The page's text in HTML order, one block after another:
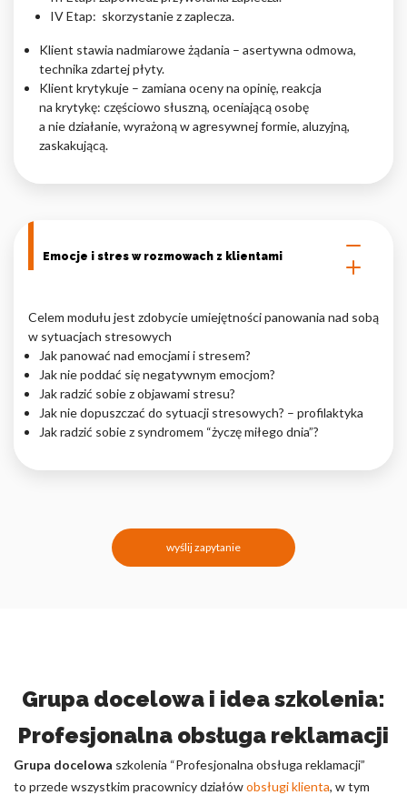
IV Etap: skorzystanie z zaplecza.
Klient stawia nadmiarowe żądania – asertywna odmowa,
technika zdartej płyty.
Klient krytykuje – zamiana oceny na opinię, reakcja
na krytykę: częściowo słuszną, oceniającą osobę
a nie działanie, wyrażoną w agresywnej formie, aluzyjną,
zaskakującą.
Emocje i stres w rozmowach z klientami
Celem modułu jest zdobycie umiejętności panowania nad sobą
w sytuacjach stresowych
Jak panować nad emocjami i stresem?
Jak nie poddać się negatywnym emocjom?
Jak radzić sobie z objawami stresu?
Jak nie dopuszczać do sytuacji stresowych? – profilaktyka
Jak radzić sobie z syndromem “życzę miłego dnia”?
wyślij zapytanie
Grupa docelowa i idea szkolenia:
Profesjonalna obsługa reklamacji
Grupa docelowa szkolenia “Profesjonalna obsługa reklamacji”
to przede wszystkim pracownicy działówobsługi klienta, w tym